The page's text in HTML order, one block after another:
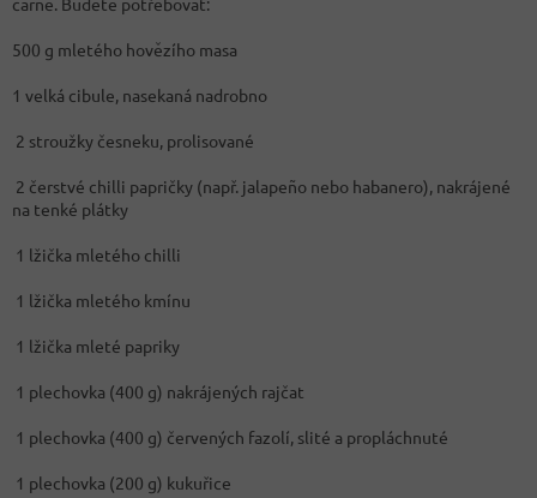
500 g mletého hovězího masa
1 velká cibule, nasekaná nadrobno
2 stroužky česneku, prolisované
2 čerstvé chilli papričky (např. jalapeño nebo habanero), nakrájené
na tenké plátky
1 lžička mletého chilli
1 lžička mletého kmínu
1 lžička mleté papriky
1 plechovka (400 g) nakrájených rajčat
1 plechovka (400 g) červených fazolí, slité a propláchnuté
1 plechovka (200 g) kukuřice